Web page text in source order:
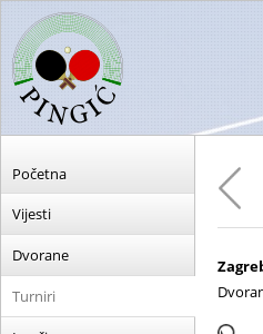
Početna
Vijesti
Dvorane
Turniri